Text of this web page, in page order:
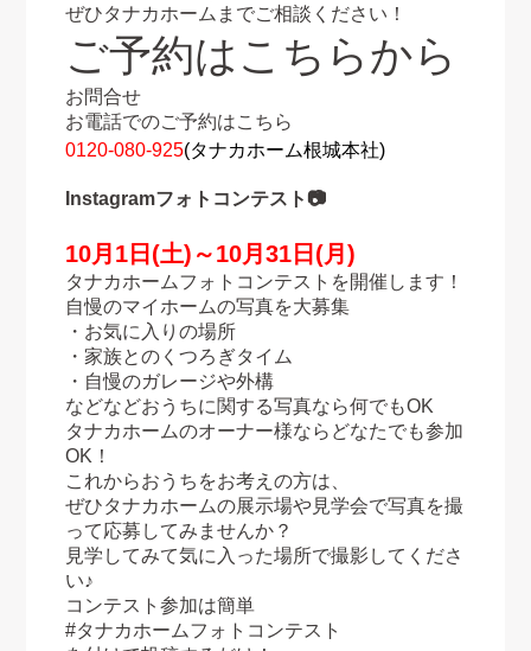
ぜひタナカホームまでご相談ください！
ご予約はこちらから
お問合せ
お電話でのご予約はこちら
0120‐080‐925(タナカホーム根城本社)
Instagramフォトコンテスト📷
10月1日(土)～10月31日(月)
タナカホームフォトコンテストを開催します！
自慢のマイホームの写真を大募集
・お気に入りの場所
・家族とのくつろぎタイム
・自慢のガレージや外構
などなどおうちに関する写真なら何でもOK
タナカホームのオーナー様ならどなたでも参加
OK！
これからおうちをお考えの方は、
ぜひタナカホームの展示場や見学会で写真を撮
って応募してみませんか？
見学してみて気に入った場所で撮影してくださ
い♪
コンテスト参加は簡単
#タナカホームフォトコンテスト